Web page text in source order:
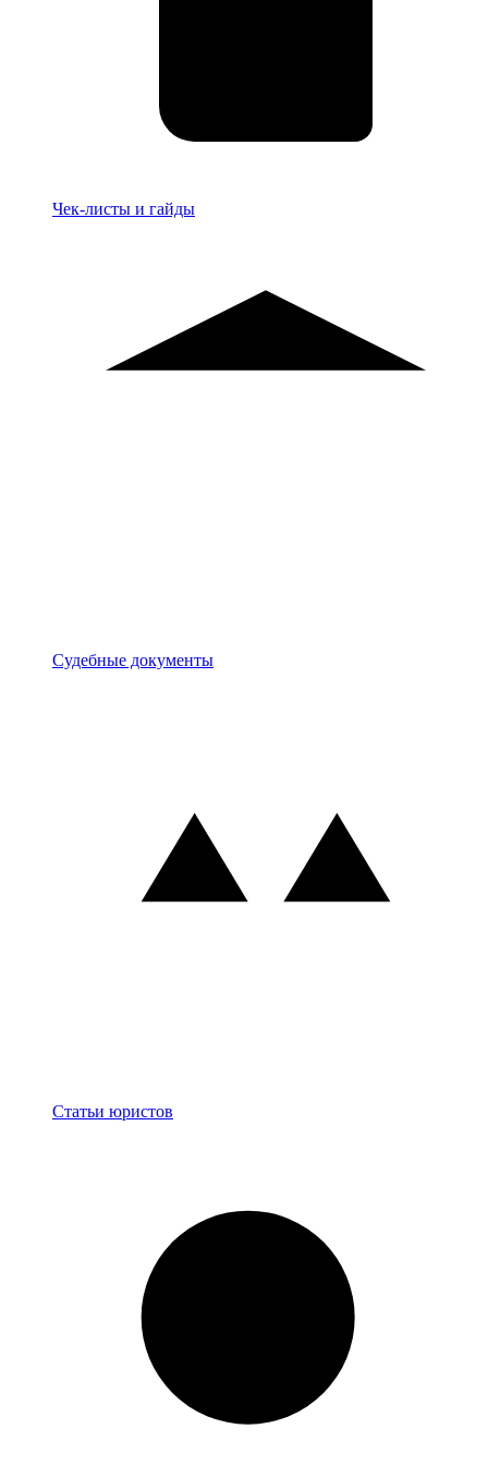
Материалы
Чек-листы и гайды
Документы
Судебные документы
Блог
Статьи юристов